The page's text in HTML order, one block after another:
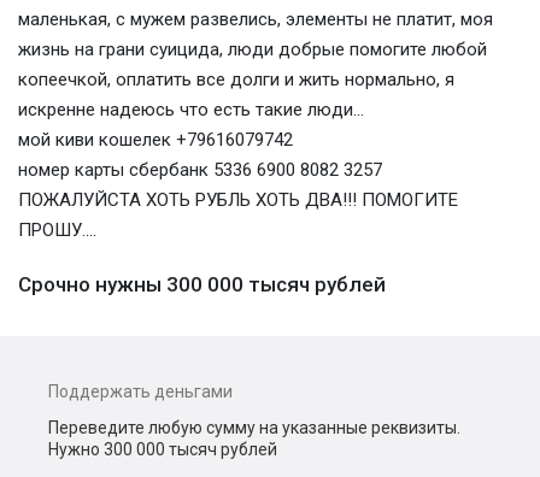
маленькая, с мужем развелись, элементы не платит, моя
жизнь на грани суицида, люди добрые помогите любой
копеечкой, оплатить все долги и жить нормально, я
искренне надеюсь что есть такие люди...
мой киви кошелек +79616079742
номер карты сбербанк 5336 6900 8082 3257
ПОЖАЛУЙСТА ХОТЬ РУБЛЬ ХОТЬ ДВА!!! ПОМОГИТЕ
ПРОШУ....
Срочно нужны 300 000 тысяч рублей
Поддержать деньгами
Переведите любую сумму на указанные реквизиты.
Нужно 300 000 тысяч рублей